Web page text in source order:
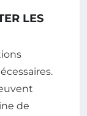
LES
de